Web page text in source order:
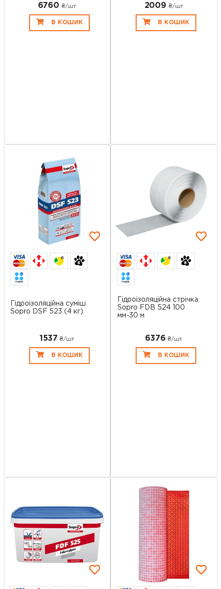
6760 ₴/шт
В КОШИК
2009 ₴/шт
В КОШИК
6
Гідроізоляційна суміш
Sopro DSF 523 (4 кг)
1537 ₴/шт
В КОШИК
6
Гідроізоляційна стрічка
Sopro FDB 524 100
мм-30 м
6376 ₴/шт
В КОШИК